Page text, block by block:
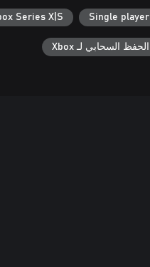
Single player
Series X|S
الحفظ السحابي لـ Xbox